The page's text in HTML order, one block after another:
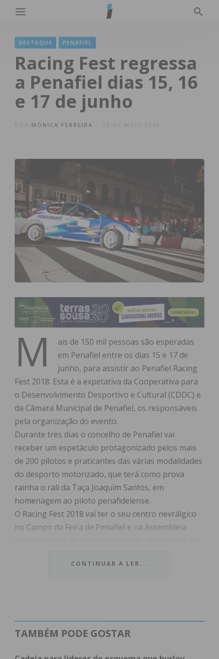
DESTAQUE PENAFIEL
Racing Fest regressa
a Penafiel dias 15, 16
e 17 de junho
MÓNICA FERREIRA 29 DE MAIO 2018
M
ais de 150 mil pessoas são esperadas
em Penafiel entre os dias 15 e 17 de
junho, para assistir ao Penafiel Racing
Fest 2018. Esta é a expetativa da Cooperativa para
o Desenvolvimento Desportivo e Cultural (CDDC) e
da Câmara Municipal de Penafiel, os responsáveis
pela organização do evento.
Durante três dias o concelho de Penafiel vai
receber um espetáculo protagonizado pelos mais
de 200 pilotos e praticantes das várias modalidades
do desporto motorizado, que terá como prova
rainha o rali da Taça Joaquim Santos, em
homenagem ao piloto penafidelense.
O Racing Fest 2018 vai ter o seu centro nevrálgico
no Campo da Feira de Penafiel e na Assembleia
zona circundante ao Jardim do Sameiro, na Praça da
Cova. Em todos os locais de prova haverá zonas de
espetáculo, que permitirão ao público estar perto
CONTINUAR A LER...
TAMBÉM PODE GOSTAR